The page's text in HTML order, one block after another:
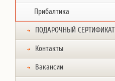
Прибалтика
ПОДАРОЧНЫЙ СЕРТИФИКАТ
Контакты
Вакансии